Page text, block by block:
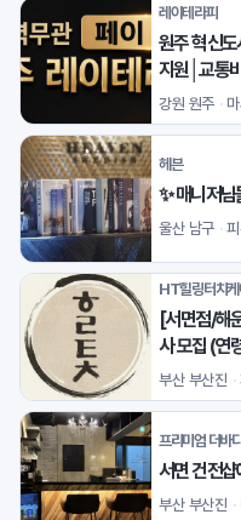
레이테라피
원주 혁신도
지원│교통
강원 원주
헤븐
✨ 매니저님
울산 남구
HT힐링터치케
[서면점/해
사 모집 (연
부산 부산진
프리미엄 더바
서면 건전
부산 부산진